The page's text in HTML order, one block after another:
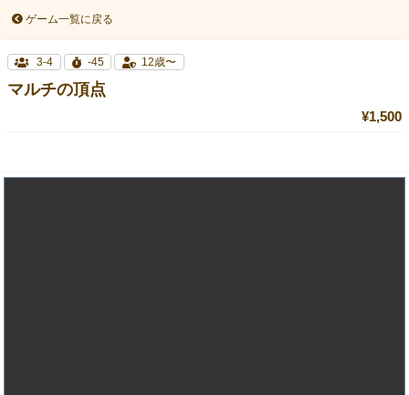
ゲーム一覧に戻る
3-4 -45 12歳〜
マルチの頂点
¥1,500